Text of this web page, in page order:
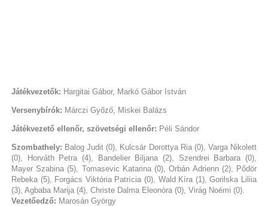
Játékvezetők: Hargitai Gábor, Markó Gábor István
Versenybírók: Márczi Győző, Miskei Balázs
Játékvezető ellenőr, szövetségi ellenőr: Péli Sándor
Szombathely: Balog Judit (0), Kulcsár Dorottya Ria (0), Varga Nikolett
(0), Horváth Petra (4), Bandelier Biljana (2), Szendrei Barbara (0),
Mayer Szabina (5), Tomasevic Katarina (0), Orbán Adrienn (2), Pődör
Rebeka (5), Forgács Viktória Patrícia (0), Wald Kíra (1), Gorilska Liliia
(3), Agbaba Marija (4), Christe Dalma Eleonóra (0), Virág Noémi (0).
Vezetőedző: Marosán György